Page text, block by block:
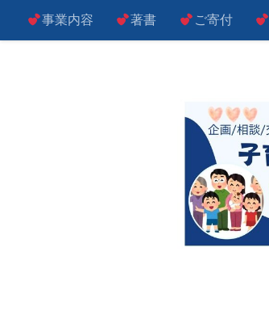
コンテンツへスキップ
事業内容 著書 ご寄付